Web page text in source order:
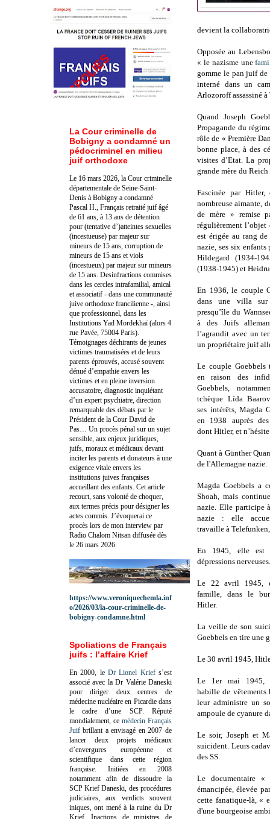
devient la
Opposée au
« le nazisme une
gomme le pan juif de
interné dans un
Arlozoroff assassiné
Quand Joseph
Propagande du
rôle de « Première
bonne place, à des
visites d’Etat. La
grande mère du Reich
Fascinée par
nombreuse aimante,
de mère » remise
régulièrement l’objet
est érigée au rang
nazie, ses six
Hildegard (1934-
(1938-1945) et
En 1936, le couple
dans une villa sur
presqu’île du
à des Juifs
l’agrandit avec un
un propriétaire juif
Le couple Goebbels
en raison des
Goebbels,
tchèque Lída
ses intérêts, Magda
en 1938 auprès
dont Hitler, et
Quant à Günther
de l'Allemagne nazie.
Magda Goebbels a
Shoah, mais
nazie. Elle participe
nazie : elle
travaille à
En 1945, elle est
dépressions nerveuses.
Le 22 avril 1945,
famille, dans le
Hitler.
La veille de son
Goebbels en tire une
Le 30 avril 1945,
Le 1er mai 1945,
habille de vêtements
leur administre un
ampoule de cyanure
Le soir, Joseph et
suicident. Leurs
des SS.
Le documentaire «
émancipée, élevée
cette fanatique-là, «
d'une bourgeoise
La Cour criminelle de
Bobigny a condamné un
pédocriminel en milieu
juif orthodoxe
Le 16 mars 2026, la Cour criminelle
départementale de Seine-Saint-
Denis à Bobigny a condamné
Pascal H., Français retraité juif âgé
de 61 ans, à 13 ans de détention
pour (tentative d’)atteintes sexuelles
(incestueuse) par majeur sur
mineurs de 15 ans, corruption de
mineurs de 15 ans et viols
(incestueux) par majeur sur mineurs
de 15 ans. Desinfractions commises
dans les cercles intrafamilial, amical
et associatif - dans une communauté
juive orthodoxe francilienne -, ainsi
que professionnel, dans les
Institutions Yad Mordekhaï (alors 4
rue Pavée, 75004 Paris).
Témoignages déchirants de jeunes
victimes traumatisées et de leurs
parents éprouvés, accusé souvent
dénué d’empathie envers les
victimes et en pleine inversion
accusatoire, diagnostic inquiétant
d’un expert psychiatre, direction
remarquable des débats par le
Président de la Cour David de
Pas… Un procès pénal sur un sujet
sensible, aux enjeux juridiques,
juifs, moraux et médicaux devant
inciter les parents et donateurs à une
exigence vitale envers les
institutions juives françaises
accueillant des enfants. Cet article
recourt, sans volonté de choquer,
aux termes précis pour désigner les
actes commis. J’évoquerai ce
procès lors de mon interview par
Radio Chalom Nitsan diffusée dès
le 26 mars 2026.
https://www.veroniquechemla.inf
o/2026/03/la-cour-criminelle-de-
bobigny-condamne.html
Spoliations de Français
juifs : l’affaire Krief
En 2000, le Dr Lionel Kriefs’est
associé avec la Dr Valérie Daneski
pour diriger deux centres de
médecine nucléaire en Picardie dans
le cadre d’une SCP. Réputé
mondialement, ce médecin Français
Juif brillant a envisagé en 2007 de
lancer deux projets médicaux
d’envergures européenne et
scientifique dans cette région
française. Initiées en 2008
notamment afin de dissoudre la
SCP Krief Daneski, des procédures
judiciaires, aux verdicts souvent
iniques, ont mené à la ruine du Dr
Krief.Inactions de ministres de